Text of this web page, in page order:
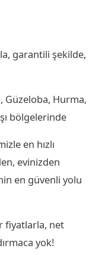
garantili şekilde,
Güzeloba, Hurma,
bölgelerinde
en hızlı
evinizden
en güvenli yolu
fiyatlarla, net
yok!